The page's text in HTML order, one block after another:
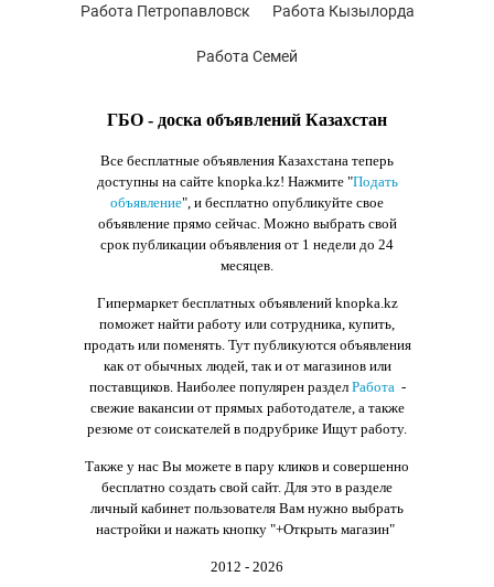
ГБО - доска объявлений Казахстан
Все бесплатные объявления Казахстана теперь
доступны на сайте knopka.kz! Нажмите "Подать
объявление", и бесплатно опубликуйте свое
объявление прямо сейчас. Можно выбрать свой
срок публикации объявления от 1 недели до 24
месяцев.
Гипермаркет бесплатных объявлений knopka.kz
поможет найти работу или сотрудника, купить,
продать или поменять. Тут публикуются объявления
как от обычных людей, так и от магазинов или
поставщиков. Наиболее популярен раздел Работа-
свежие вакансии от прямых работодателе, а также
резюме от соискателей в подрубрике Ищут работу.
Также у нас Вы можете в пару кликов и совершенно
бесплатно создать свой сайт. Для это в разделе
личный кабинет пользователя Вам нужно выбрать
настройки и нажать кнопку "+Открыть магазин"
2012 - 2026
Работа Петропавловск Работа Кызылорда
Работа Семей